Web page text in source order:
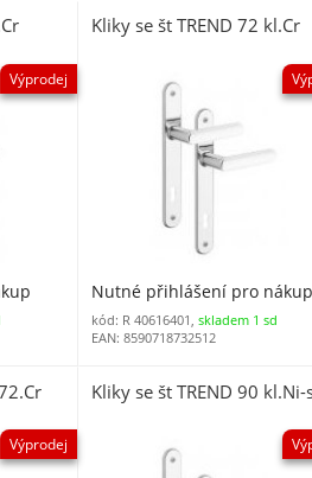
Výprodej
Kliky se št TREND 72 kl.Cr
Nutné přihlášení pro nákup
kód: R 40616401, skladem 1 sd
EAN: 8590718732512
Výprodej
Kliky se št TREND 90 kl.Ni-